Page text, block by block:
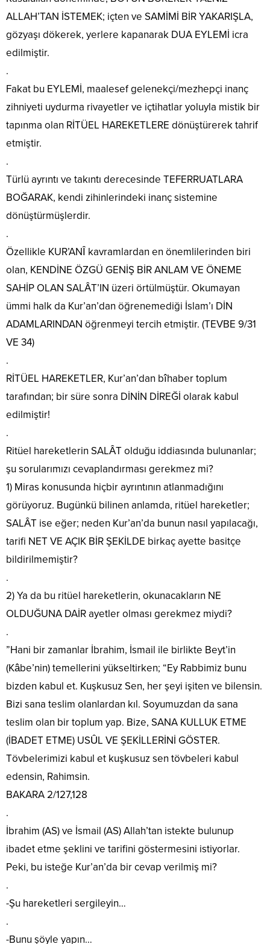
ALLAH’TAN İSTEMEK; içten ve SAMİMİ BİR YAKARIŞLA,
gözyaşı dökerek, yerlere kapanarak DUA EYLEMİ icra
edilmiştir.
.
Fakat bu EYLEMİ, maalesef gelenekçi/mezhepçi inanç
zihniyeti uydurma rivayetler ve içtihatlar yoluyla mistik bir
tapınma olan RİTÜEL HAREKETLERE dönüştürerek tahrif
etmiştir.
.
Türlü ayrıntı ve takıntı derecesinde TEFERRUATLARA
BOĞARAK, kendi zihinlerindeki inanç sistemine
dönüştürmüşlerdir.
.
Özellikle KUR’ANÎ kavramlardan en önemlilerinden biri
olan, KENDİNE ÖZGÜ GENİŞ BİR ANLAM VE ÖNEME
SAHİP OLAN SALÂT’IN üzeri örtülmüştür. Okumayan
ümmi halk da Kur’an’dan öğrenemediği İslam’ı DİN
ADAMLARINDAN öğrenmeyi tercih etmiştir. (TEVBE 9/31
VE 34)
.
RİTÜEL HAREKETLER, Kur’an’dan bîhaber toplum
tarafından; bir süre sonra DİNİN DİREĞİ olarak kabul
edilmiştir!
.
Ritüel hareketlerin SALÂT olduğu iddiasında bulunanlar;
şu sorularımızı cevaplandırması gerekmez mi?
1) Miras konusunda hiçbir ayrıntının atlanmadığını
görüyoruz. Bugünkü bilinen anlamda, ritüel hareketler;
SALÂT ise eğer; neden Kur’an’da bunun nasıl yapılacağı,
tarifi NET VE AÇIK BİR ŞEKİLDE birkaç ayette basitçe
bildirilmemiştir?
.
2) Ya da bu ritüel hareketlerin, okunacakların NE
OLDUĞUNA DAİR ayetler olması gerekmez miydi?
.
”Hani bir zamanlar İbrahim, İsmail ile birlikte Beyt’in
(Kâbe’nin) temellerini yükseltirken; “Ey Rabbimiz bunu
bizden kabul et. Kuşkusuz Sen, her şeyi işiten ve bilensin.
Bizi sana teslim olanlardan kıl. Soyumuzdan da sana
teslim olan bir toplum yap. Bize, SANA KULLUK ETME
(İBADET ETME) USÛL VE ŞEKİLLERİNİ GÖSTER.
Tövbelerimizi kabul et kuşkusuz sen tövbeleri kabul
edensin, Rahimsin.
BAKARA 2/127,128
.
İbrahim (AS) ve İsmail (AS) Allah’tan istekte bulunup
ibadet etme şeklini ve tarifini göstermesini istiyorlar.
Peki, bu isteğe Kur’an’da bir cevap verilmiş mi?
.
-Şu hareketleri sergileyin…
.
-Bunu şöyle yapın…